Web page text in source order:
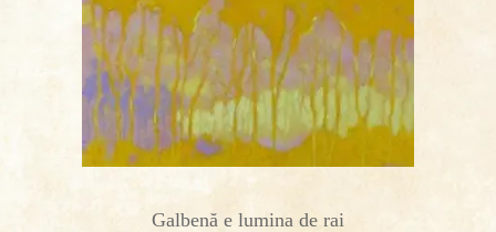
Galbenă e lumina de rai